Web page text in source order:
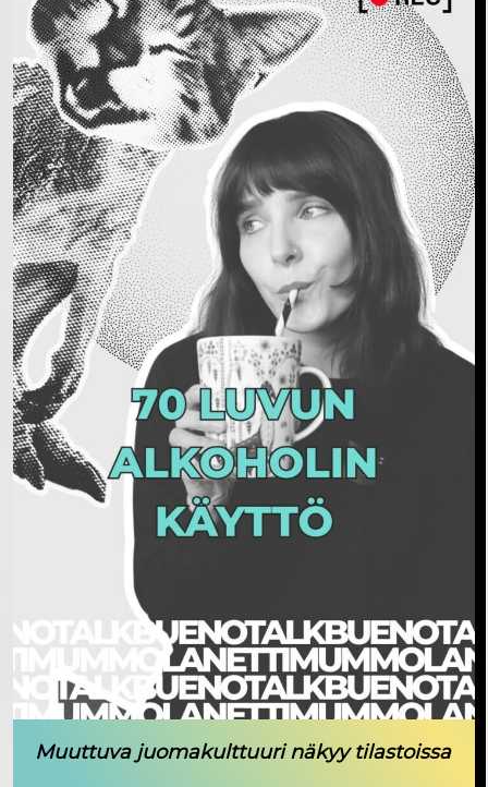
Muuttuva juomakulttuuri näkyy tilastoissa